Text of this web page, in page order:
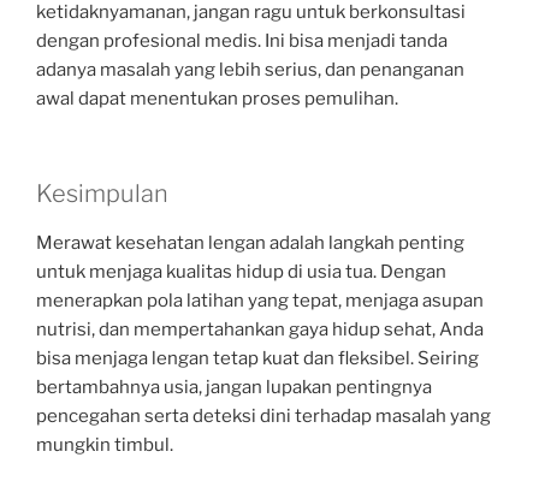
ketidaknyamanan, jangan ragu untuk berkonsultasi
dengan profesional medis. Ini bisa menjadi tanda
adanya masalah yang lebih serius, dan penanganan
awal dapat menentukan proses pemulihan.
Kesimpulan
Merawat kesehatan lengan adalah langkah penting
untuk menjaga kualitas hidup di usia tua. Dengan
menerapkan pola latihan yang tepat, menjaga asupan
nutrisi, dan mempertahankan gaya hidup sehat, Anda
bisa menjaga lengan tetap kuat dan fleksibel. Seiring
bertambahnya usia, jangan lupakan pentingnya
pencegahan serta deteksi dini terhadap masalah yang
mungkin timbul.